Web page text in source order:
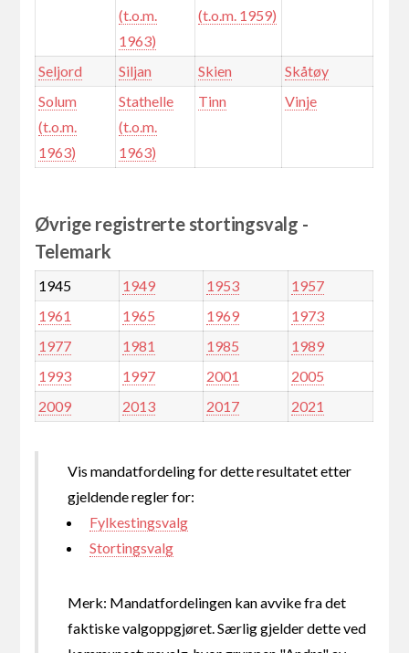
(t.o.m.
1963)
(t.o.m. 1959)
Seljord Siljan Skien
Skåtøy
Solum
(t.o.m.
1963)
Stathelle
(t.o.m.
1963)
Tinn Vinje
Øvrige registrerte stortingsvalg -
Telemark
1945 1949 1953
1957
1961
1965 1969
1973
1977
1981 1985
1989
1993
1997 2001
2005
2009
2013 2017 2021
Vis mandatfordeling for dette resultatet etter
gjeldende regler for:
Fylkestingsvalg
Stortingsvalg
Merk: Mandatfordelingen kan avvike fra det
faktiske valgoppgjøret. Særlig gjelder dette ved